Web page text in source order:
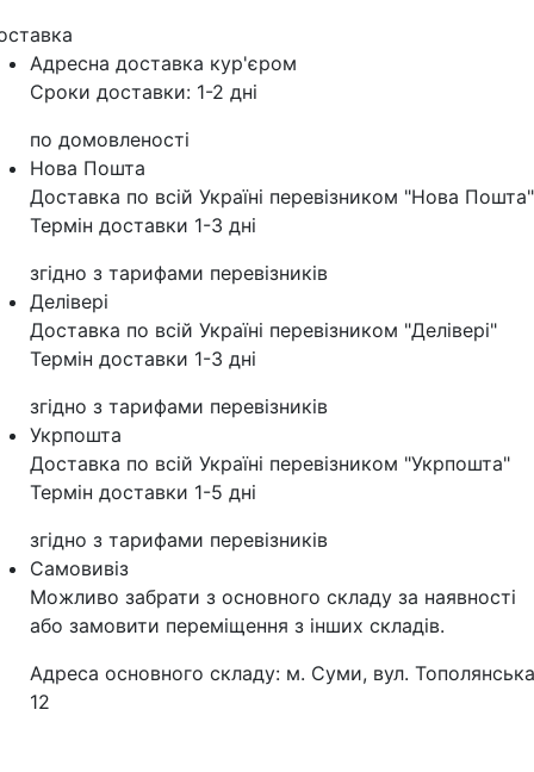
Адресна доставка кур'‎єром
Сроки доставки: 1-2 дні
по домовленості
Нова Пошта
Доставка по всій Україні перевізником "Нова Пошта"
Термін доставки 1-3 дні
згідно з тарифами перевізників
Делівері
Доставка по всій Україні перевізником "Делівері"
Термін доставки 1-3 дні
згідно з тарифами перевізників
Укрпошта
Доставка по всій Україні перевізником "Укрпошта"
Термін доставки 1-5 дні
згідно з тарифами перевізників
Самовивіз
Можливо забрати з основного складу за наявності
або замовити переміщення з інших складів.
Адреса основного складу: м. Суми, вул.
12